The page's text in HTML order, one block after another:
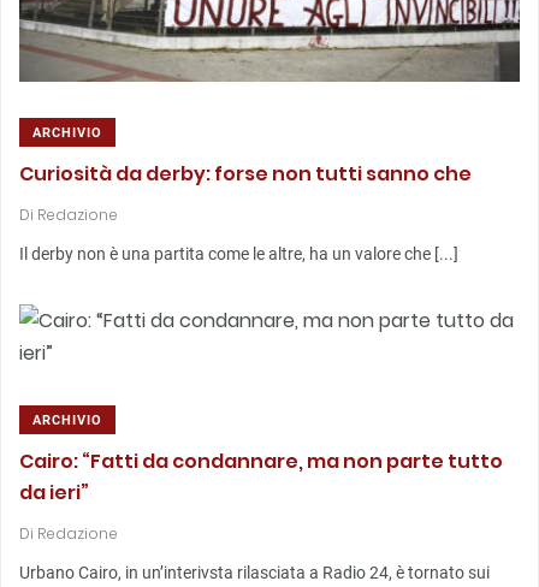
ARCHIVIO
Curiosità da derby: forse non tutti sanno che
Di Redazione
Il derby non è una partita come le altre, ha un valore che [...]
ARCHIVIO
Cairo: “Fatti da condannare, ma non parte tutto
da ieri”
Di Redazione
Urbano Cairo, in un’interivsta rilasciata a Radio 24, è tornato sui